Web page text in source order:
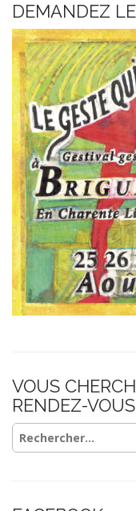
a
v
i
g
a
t
i
o
n
DEMANDEZ
VOUS
RENDEZ-
Rechercher :